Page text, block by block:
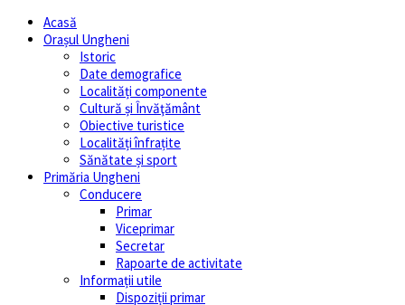
Acasă
Orașul Ungheni
Istoric
Date demografice
Localități componente
Cultură și Învăţământ
Obiective turistice
Localități înfrațite
Sănătate și sport
Primăria Ungheni
Conducere
Primar
Viceprimar
Secretar
Rapoarte de activitate
Informații utile
Dispoziții primar